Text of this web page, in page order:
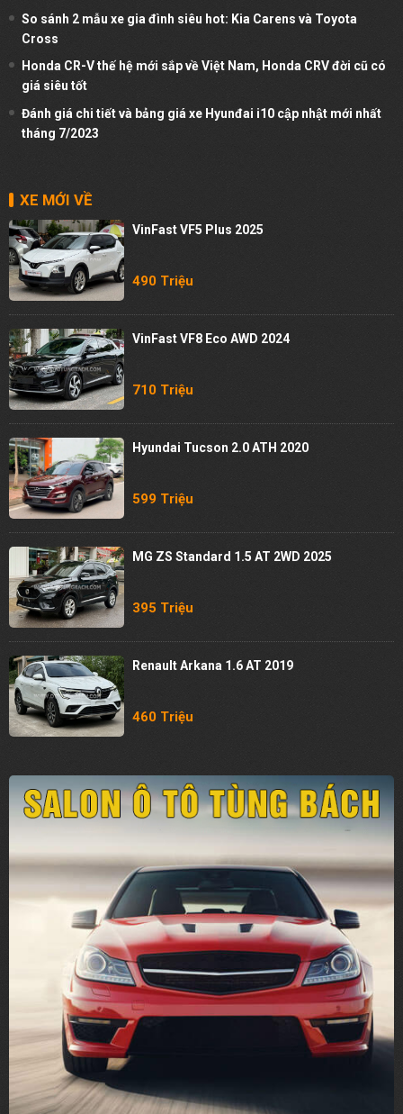
So sánh 2 mẫu xe gia đình siêu hot: Kia Carens và Toyota
Cross
Honda CR-V thế hệ mới sắp về Việt Nam, Honda CRV đời cũ có
giá siêu tốt
Đánh giá chi tiết và bảng giá xe Hyunđai i10 cập nhật mới nhất
tháng 7/2023
XE MỚI VỀ
VinFast VF5 Plus 2025
490 Triệu
VinFast VF8 Eco AWD 2024
710 Triệu
Hyundai Tucson 2.0 ATH 2020
599 Triệu
MG ZS Standard 1.5 AT 2WD 2025
395 Triệu
Renault Arkana 1.6 AT 2019
460 Triệu